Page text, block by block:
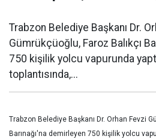
Trabzon Belediye Başkanı Dr.
Gümrükçüoğlu, Faroz Balıkçı
750 kişilik yolcu vapurunda
toplantısında,...
Trabzon Belediye Başkanı Dr. Orhan Fevzi
Barınağı'na demirleyen 750 kişilik yolcu